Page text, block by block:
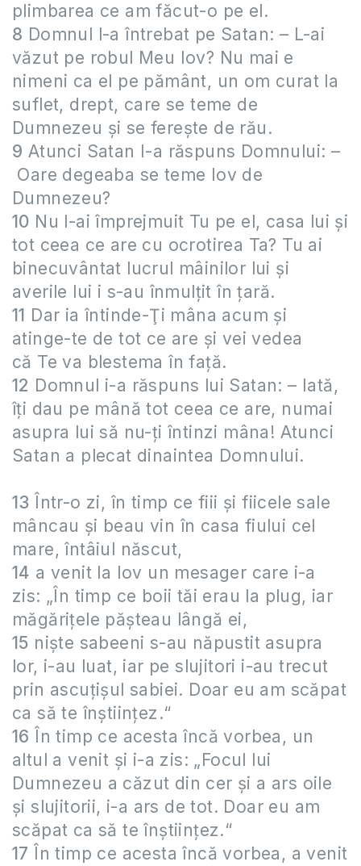
plimbarea ce am făcut-o pe el.
8 Domnul l-a întrebat pe Satan: – L-ai
văzut pe robul Meu Iov? Nu mai e
nimeni ca el pe pământ, un om curat la
suflet, drept, care se teme de
Dumnezeu şi se fereşte de rău.
9 Atunci Satan I-a răspuns Domnului: –
Oare degeaba se teme Iov de
Dumnezeu?
10 Nu l-ai împrejmuit Tu pe el, casa lui şi
tot ceea ce are cu ocrotirea Ta? Tu ai
binecuvântat lucrul mâinilor lui şi
averile lui i s-au înmulţit în ţară.
11 Dar ia întinde-Ţi mâna acum şi
atinge-te de tot ce are şi vei vedea
că Te va blestema în faţă.
12 Domnul i-a răspuns lui Satan: – Iată,
îţi dau pe mână tot ceea ce are, numai
asupra lui să nu-ţi întinzi mâna! Atunci
Satan a plecat dinaintea Domnului.
13 Într-o zi, în timp ce fiii şi fiicele sale
mâncau şi beau vin în casa fiului cel
mare, întâiul născut,
14 a venit la Iov un mesager care i-a
zis: „În timp ce boii tăi erau la plug, iar
măgăriţele păşteau lângă ei,
15 nişte sabeeni s-au năpustit asupra
lor, i-au luat, iar pe slujitori i-au trecut
prin ascuţişul sabiei. Doar eu am scăpat
ca să te înştiinţez.“
16 În timp ce acesta încă vorbea, un
altul a venit şi i-a zis: „Focul lui
Dumnezeu a căzut din cer şi a ars oile
şi slujitorii, i-a ars de tot. Doar eu am
scăpat ca să te înştiinţez.“
17 În timp ce acesta încă vorbea, a venit